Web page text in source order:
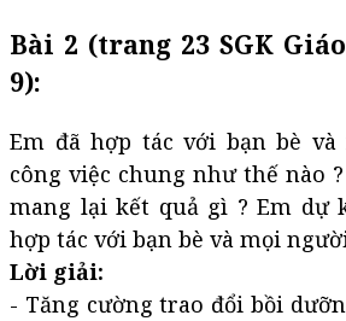
Bài 2 (trang 23 SGK
9):
Em đã hợp tác với bạn bè
công việc chung như thế nào
mang lại kết quả gì ? Em dự
hợp tác với bạn bè và mọi
Lời giải:
- Tăng cường trao đổi bồi